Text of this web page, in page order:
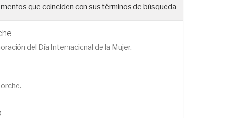
que coinciden con sus términos de búsqueda
del Día Internacional de la Mujer.